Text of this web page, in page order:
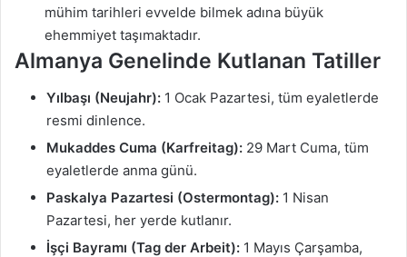
mühim tarihleri evvelde bilmek adına büyük
ehemmiyet taşımaktadır.
Almanya Genelinde Kutlanan Tatiller
Yılbaşı (Neujahr): 1 Ocak Pazartesi, tüm eyaletlerde
resmi dinlence.
Mukaddes Cuma (Karfreitag): 29 Mart Cuma, tüm
eyaletlerde anma günü.
Paskalya Pazartesi (Ostermontag): 1 Nisan
Pazartesi, her yerde kutlanır.
İşçi Bayramı (Tag der Arbeit): 1 Mayıs Çarşamba,